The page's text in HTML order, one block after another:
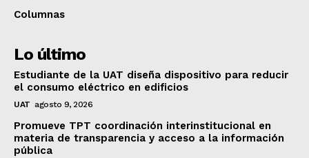
Columnas
Lo último
Estudiante de la UAT diseña dispositivo para reducir
el consumo eléctrico en edificios
UAT agosto 9, 2026
Promueve TPT coordinación interinstitucional en
materia de transparencia y acceso a la información
pública